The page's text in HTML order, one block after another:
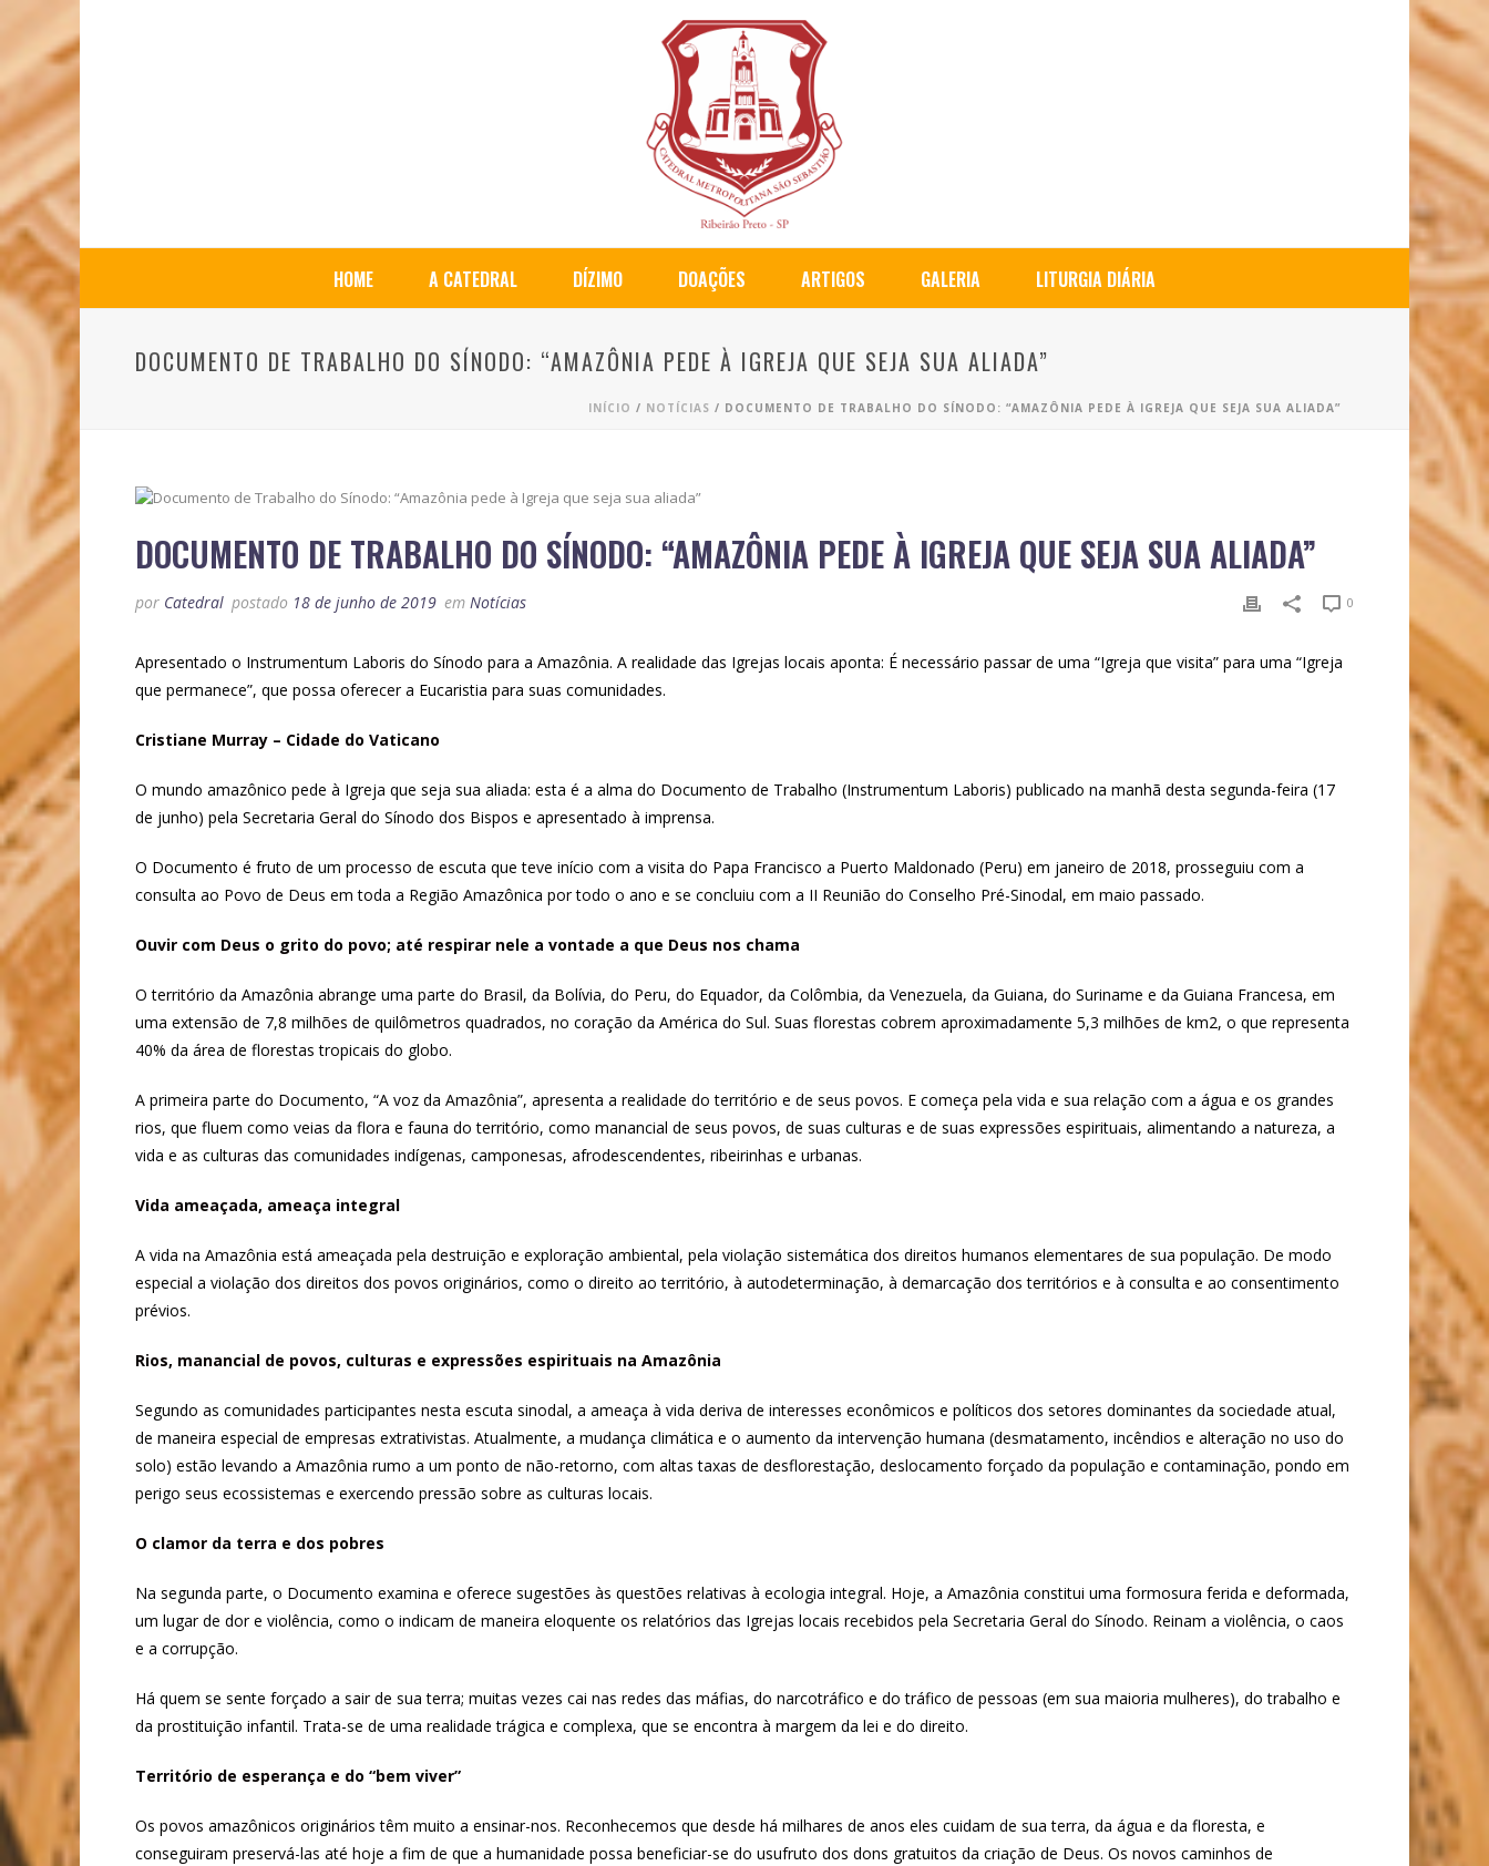
HOME A CATEDRAL DÍZIMO DOAÇÕES ARTIGOS GALERIA LITURGIA DIÁRIA
DOCUMENTO DE TRABALHO DO SÍNODO: “AMAZÔNIA PEDE À IGREJA QUE SEJA SUA ALIADA”
INÍCIO / NOTÍCIAS / DOCUMENTO DE TRABALHO DO SÍNODO: “AMAZÔNIA PEDE À IGREJA QUE SEJA SUA ALIADA”
DOCUMENTO DE TRABALHO DO SÍNODO: “AMAZÔNIA PEDE À IGREJA QUE SEJA SUA ALIADA”
por Catedral postado 18 de junho de 2019 em Notícias 0
Apresentado o Instrumentum Laboris do Sínodo para a Amazônia. A realidade das Igrejas locais aponta: É necessário passar de uma “Igreja que visita” para uma “Igreja
que permanece”, que possa oferecer a Eucaristia para suas comunidades.
Cristiane Murray – Cidade do Vaticano
O mundo amazônico pede à Igreja que seja sua aliada: esta é a alma do Documento de Trabalho (Instrumentum Laboris) publicado na manhã desta segunda-feira (17
de junho) pela Secretaria Geral do Sínodo dos Bispos e apresentado à imprensa.
O Documento é fruto de um processo de escuta que teve início com a visita do Papa Francisco a Puerto Maldonado (Peru) em janeiro de 2018, prosseguiu com a
consulta ao Povo de Deus em toda a Região Amazônica por todo o ano e se concluiu com a II Reunião do Conselho Pré-Sinodal, em maio passado.
Ouvir com Deus o grito do povo; até respirar nele a vontade a que Deus nos chama
O território da Amazônia abrange uma parte do Brasil, da Bolívia, do Peru, do Equador, da Colômbia, da Venezuela, da Guiana, do Suriname e da Guiana Francesa, em
uma extensão de 7,8 milhões de quilômetros quadrados, no coração da América do Sul. Suas florestas cobrem aproximadamente 5,3 milhões de km2, o que representa
40% da área de florestas tropicais do globo.
A primeira parte do Documento, “A voz da Amazônia”, apresenta a realidade do território e de seus povos. E começa pela vida e sua relação com a água e os grandes
rios, que fluem como veias da flora e fauna do território, como manancial de seus povos, de suas culturas e de suas expressões espirituais, alimentando a natureza, a
vida e as culturas das comunidades indígenas, camponesas, afrodescendentes, ribeirinhas e urbanas.
Vida ameaçada, ameaça integral
A vida na Amazônia está ameaçada pela destruição e exploração ambiental, pela violação sistemática dos direitos humanos elementares de sua população. De modo
especial a violação dos direitos dos povos originários, como o direito ao território, à autodeterminação, à demarcação dos territórios e à consulta e ao consentimento
prévios.
Rios, manancial de povos, culturas e expressões espirituais na Amazônia
Segundo as comunidades participantes nesta escuta sinodal, a ameaça à vida deriva de interesses econômicos e políticos dos setores dominantes da sociedade atual,
de maneira especial de empresas extrativistas. Atualmente, a mudança climática e o aumento da intervenção humana (desmatamento, incêndios e alteração no uso do
solo) estão levando a Amazônia rumo a um ponto de não-retorno, com altas taxas de desflorestação, deslocamento forçado da população e contaminação, pondo em
perigo seus ecossistemas e exercendo pressão sobre as culturas locais.
O clamor da terra e dos pobres
Na segunda parte, o Documento examina e oferece sugestões às questões relativas à ecologia integral. Hoje, a Amazônia constitui uma formosura ferida e deformada,
um lugar de dor e violência, como o indicam de maneira eloquente os relatórios das Igrejas locais recebidos pela Secretaria Geral do Sínodo. Reinam a violência, o caos
e a corrupção.
Há quem se sente forçado a sair de sua terra; muitas vezes cai nas redes das máfias, do narcotráfico e do tráfico de pessoas (em sua maioria mulheres), do trabalho e
da prostituição infantil. Trata-se de uma realidade trágica e complexa, que se encontra à margem da lei e do direito.
Território de esperança e do “bem viver”
Os povos amazônicos originários têm muito a ensinar-nos. Reconhecemos que desde há milhares de anos eles cuidam de sua terra, da água e da floresta, e
conseguiram preservá-las até hoje a fim de que a humanidade possa beneficiar-se do usufruto dos dons gratuitos da criação de Deus. Os novos caminhos de